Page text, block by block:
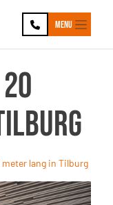
Menu
lang in Tilburg